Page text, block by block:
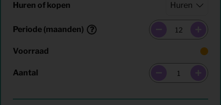
Huren of kopen
Periode (maanden)
Voorraad
Aantal